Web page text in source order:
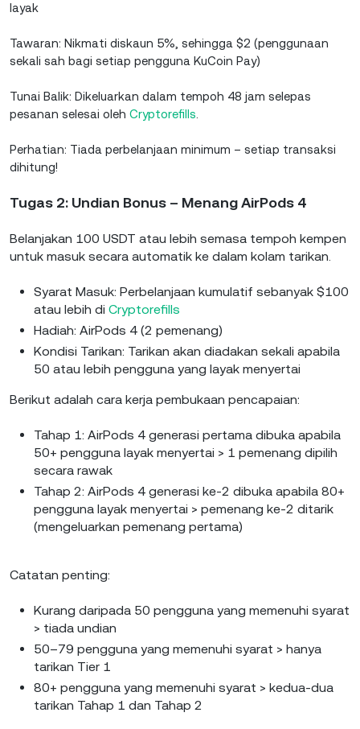
layak
Tawaran: Nikmati diskaun 5%, sehingga $2 (penggunaan
sekali sah bagi setiap pengguna KuCoin Pay)
Tunai Balik: Dikeluarkan dalam tempoh 48 jam selepas
pesanan selesai oleh Cryptorefills
Perhatian: Tiada perbelanjaan minimum – setiap transaksi
dihitung!
Tugas 2: Undian Bonus – Menang AirPods 4
Belanjakan 100 USDT atau lebih semasa tempoh kempen
untuk masuk secara automatik ke dalam kolam tarikan.
Syarat Masuk: Perbelanjaan kumulatif sebanyak $100
atau lebih di Cryptorefills
Hadiah: AirPods 4 (2 pemenang)
Kondisi Tarikan: Tarikan akan diadakan sekali apabila
50 atau lebih pengguna yang layak menyertai
Berikut adalah cara kerja pembukaan pencapaian:
Tahap 1: AirPods 4 generasi pertama dibuka apabila
50+ pengguna layak menyertai > 1 pemenang dipilih
secara rawak
Tahap 2: AirPods 4 generasi ke-2 dibuka apabila 80+
pengguna layak menyertai > pemenang ke-2 ditarik
(mengeluarkan pemenang pertama)
Catatan penting:
Kurang daripada 50 pengguna yang memenuhi syarat
> tiada undian
50–79 pengguna yang memenuhi syarat > hanya
tarikan Tier 1
80+ pengguna yang memenuhi syarat > kedua-dua
tarikan Tahap 1 dan Tahap 2